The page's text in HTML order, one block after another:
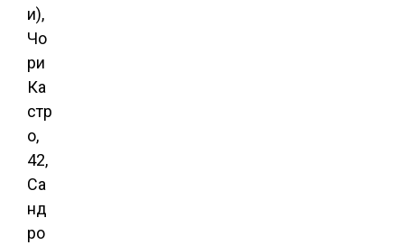
и),
Чо
ри
Ка
стр
о,
42,
Са
нд
ро